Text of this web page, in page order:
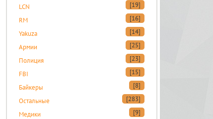
LCN
[19]
RM
[16]
Yakuza
[14]
Армии
[25]
Полиция
[23]
FBI
[15]
Байкеры
[8]
Остальные
[283]
Медики
[9]